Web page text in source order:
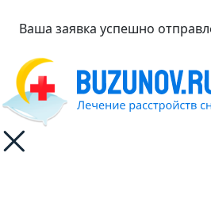
Ваша заявка успешно